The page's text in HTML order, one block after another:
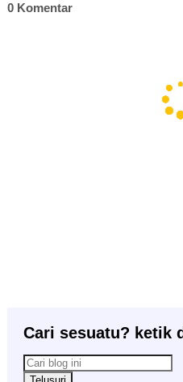
0 Komentar
Cari sesuatu? ketik